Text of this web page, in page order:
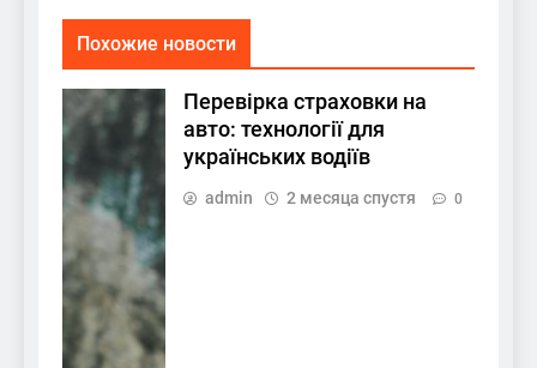
Похожие новости
Перевірка страховки на
авто: технології для
українських водіїв
admin 2 месяца спустя 0